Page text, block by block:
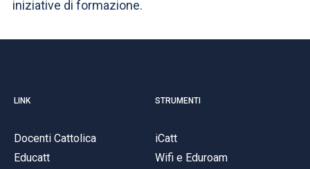
iniziative di formazione.
LINK
Docenti Cattolica
Educatt
STRUMENTI
iCatt
Wifi e Eduroam